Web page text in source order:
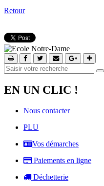
Retour
EN UN CLIC !
Nous contacter
PLU
Vos démarches
Paiements en ligne
Déchetterie